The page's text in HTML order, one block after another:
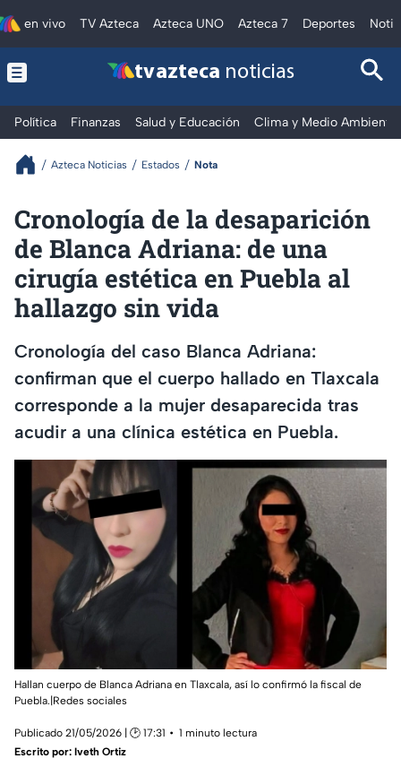
en vivo TV Azteca Azteca UNO Azteca 7 Deportes
tv azteca noticias
Política Finanzas Salud y Educación Clima y Medio Ambiente
Azteca Noticias Estados Nota
Cronología de la desaparición
de Blanca Adriana: de una
cirugía estética en Puebla al
hallazgo sin vida
Cronología del caso Blanca Adriana:
confirman que el cuerpo hallado en Tlaxcala
corresponde a la mujer desaparecida tras
acudir a una clínica estética en Puebla.
Hallan cuerpo de Blanca Adriana en Tlaxcala, así lo confirmó la fiscal de
Puebla.|Redes sociales
Publicado 21/05/2026 | 🕑 17:31
1 minuto lectura
Escrito por: Iveth Ortiz